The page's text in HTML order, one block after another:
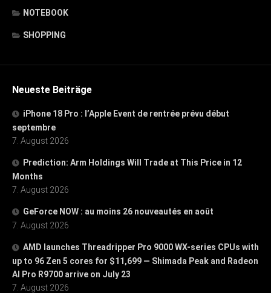
NOTEBOOK
SHOPPING
Neueste Beiträge
iPhone 18 Pro : l’Apple Event de rentrée prévu début
septembre
7. August 2026
Prediction: Arm Holdings Will Trade at This Price in 12
Months
7. August 2026
GeForce NOW : au moins 26 nouveautés en août
7. August 2026
AMD launches Threadripper Pro 9000 WX-series CPUs with
up to 96 Zen 5 cores for $11,699 — Shimada Peak and Radeon
AI Pro R9700 arrive on July 23
7. August 2026